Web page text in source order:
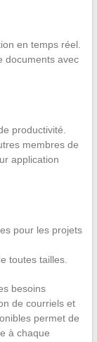
en temps réel.
documents avec
productivité.
membres de
application
pour les projets
toutes tailles.
besoins
de courriels et
permet de
à chaque